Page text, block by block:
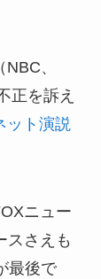
、
正を訴え
ット演説
ニュー
スさえも
最後で